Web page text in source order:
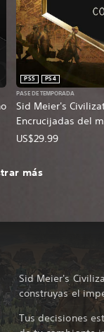
Sid Meier's
Encrucijadas del
PS5
PS4
PASE DE TEMPORADA
US$29.99
más
Sid Meier's
construyas el
Tus decisiones